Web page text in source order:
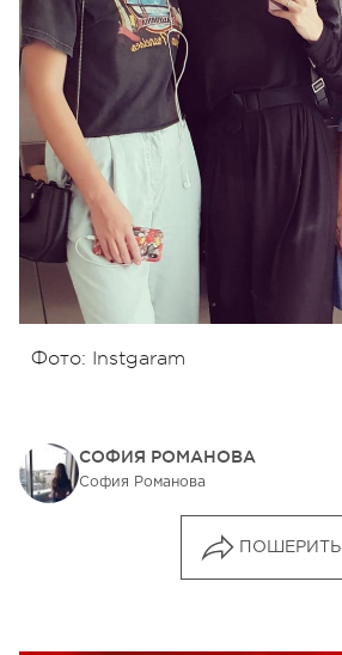
Фото: Instgaram
СОФИЯ РОМАНОВА
София Романова
ПОШЕРИТЬ